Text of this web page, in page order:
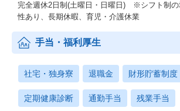
完全週休2日制(土曜日・日曜日) ※シフト制の
性あり、長期休暇、育児・介護休業
手当・福利厚生
社宅・独身寮 退職金 財形貯蓄制度
定期健康診断 通勤手当 残業手当